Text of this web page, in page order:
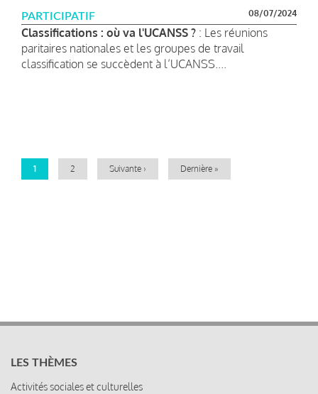
PARTICIPATIF 08/07/2024
Classifications : où va l'UCANSS ? : Les réunions
paritaires nationales et les groupes de travail
classification se succèdent à l’UCANSS....
Page
1 Page
2
Page
Suivante ›
Dernière
Dernière »
LES THÈMES
Activités sociales et culturelles